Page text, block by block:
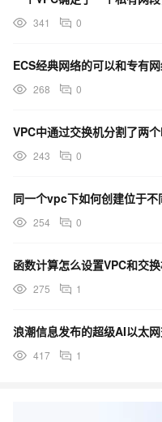
341 0
ECS经典网络的可以和专有
268 0
243 0
同一个vpc下如何创建位于不
254 0
函数计算怎么设置VPC和交换
275 1
浪潮信息发布的超级AI以太
417 1